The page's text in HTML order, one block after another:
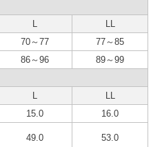
L
LL
70～77
77～85
86～96
89～99
L
LL
15.0
16.0
49.0 53.0